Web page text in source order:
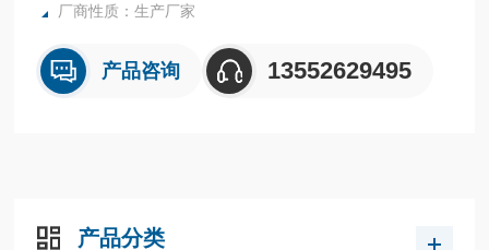
厂商性质：生产厂家
产品咨询 13552629495
产品分类